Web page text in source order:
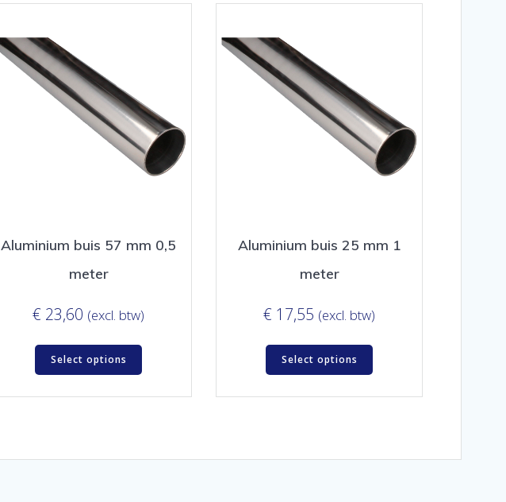
Aluminium buis 57 mm 0,5
meter
€ 23,60 (excl. btw)
Select options
Aluminium buis 25 mm 1
meter
€ 17,55 (excl. btw)
Select options